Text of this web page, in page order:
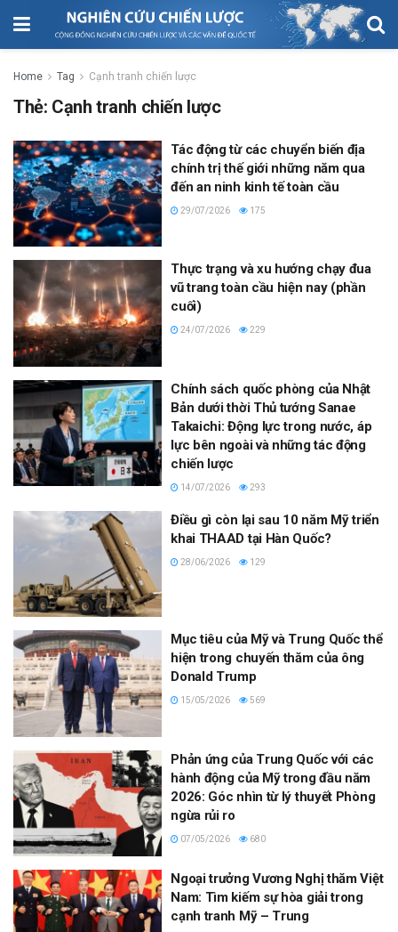
Home Tag Cạnh tranh chiến lược
Thẻ: Cạnh tranh chiến lược
Tác động từ các chuyển biến địa
chính trị thế giới những năm qua
đến an ninh kinh tế toàn cầu
29/07/2026 175
Thực trạng và xu hướng chạy đua
vũ trang toàn cầu hiện nay (phần
cuối)
24/07/2026 229
Chính sách quốc phòng của Nhật
Bản dưới thời Thủ tướng Sanae
Takaichi: Động lực trong nước, áp
lực bên ngoài và những tác động
chiến lược
14/07/2026 293
Điều gì còn lại sau 10 năm Mỹ triển
khai THAAD tại Hàn Quốc?
28/06/2026 129
Mục tiêu của Mỹ và Trung Quốc thể
hiện trong chuyến thăm của ông
Donald Trump
15/05/2026 569
Phản ứng của Trung Quốc với các
hành động của Mỹ trong đầu năm
2026: Góc nhìn từ lý thuyết Phòng
ngừa rủi ro
07/05/2026 680
Ngoại trưởng Vương Nghị thăm Việt
Nam: Tìm kiếm sự hòa giải trong
cạnh tranh Mỹ – Trung